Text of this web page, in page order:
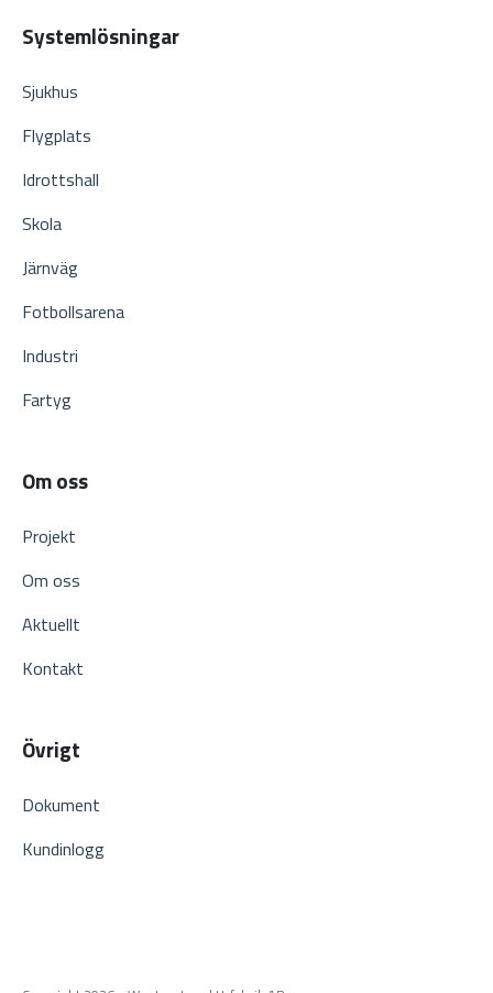
Systemlösningar
Sjukhus
Flygplats
Idrottshall
Skola
Järnväg
Fotbollsarena
Industri
Fartyg
Om oss
Projekt
Om oss
Aktuellt
Kontakt
Övrigt
Dokument
Kundinlogg